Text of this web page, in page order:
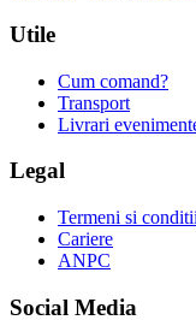
Utile
Cum comand?
Transport
Livrari
Legal
Termeni si conditii
Cariere
ANPC
Social Media